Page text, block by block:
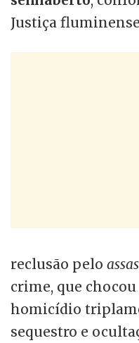
Justiça
reclusão pelo
crime, que
homicídio
sequestro e